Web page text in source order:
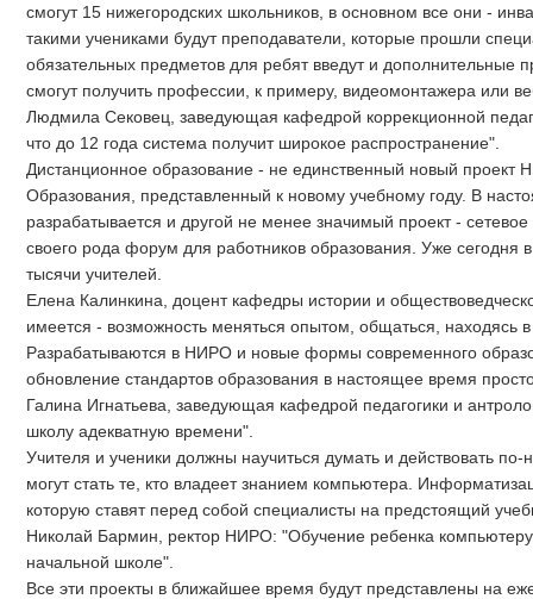
смогут 15 нижегородских школьников, в основном все они -
такими учениками будут преподаватели, которые прошли
обязательных предметов для ребят введут и дополнительные
смогут получить профессии, к примеру, видеомонтажера или
Людмила Сековец, заведующая кафедрой коррекционной
что до 12 года система получит широкое распространение".
Дистанционное образование - не единственный новый проект
Образования, представленный к новому учебному году. В
разрабатывается и другой не менее значимый проект -
своего рода форум для работников образования. Уже сегодня
тысячи учителей.
Елена Калинкина, доцент кафедры истории и
имеется - возможность меняться опытом, общаться, находясь
Разрабатываются в НИРО и новые формы современного
обновление стандартов образования в настоящее время
Галина Игнатьева, заведующая кафедрой педагогики и
школу адекватную времени".
Учителя и ученики должны научиться думать и действовать
могут стать те, кто владеет знанием компьютера.
которую ставят перед собой специалисты на предстоящий
Николай Бармин, ректор НИРО: "Обучение ребенка
начальной школе".
Все эти проекты в ближайшее время будут представлены на